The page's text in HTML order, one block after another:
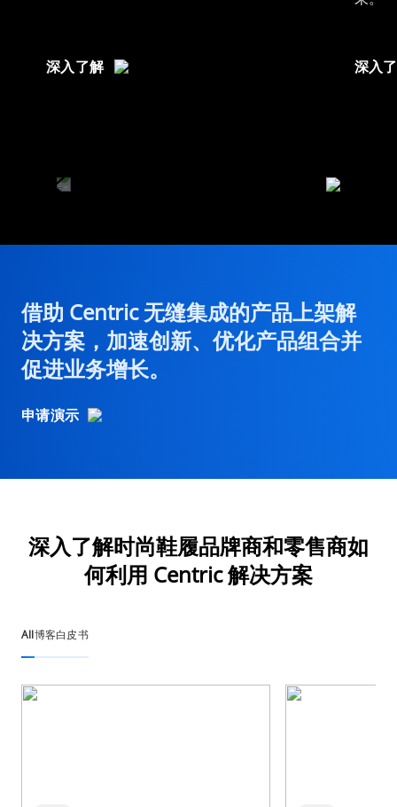
深入了解 深入
借助 Centric 无缝集成的产品上架解
决方案，加速创新、优化产品组合并
促进业务增长。
申请演示
深入了解时尚鞋履品牌商和零售商如
何利用 Centric 解决方案
All博客白皮书